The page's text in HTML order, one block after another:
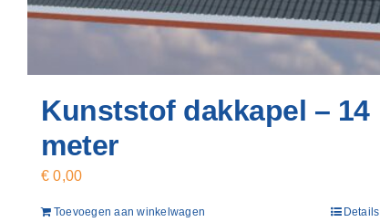
Kunststof dakkapel – 14
meter
€ 0,00
Toevoegen aan winkelwagen Details